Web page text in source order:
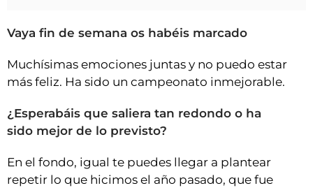
Vaya fin de semana os habéis marcado
Muchísimas emociones juntas y no puedo estar
más feliz. Ha sido un campeonato inmejorable.
¿Esperabáis que saliera tan redondo o ha
sido mejor de lo previsto?
En el fondo, igual te puedes llegar a plantear
repetir lo que hicimos el año pasado, que fue